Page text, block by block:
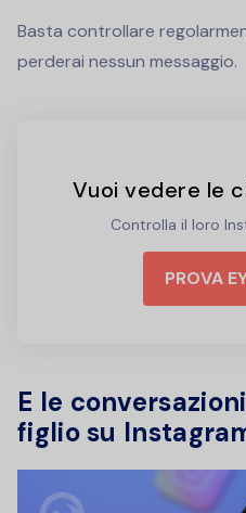
Basta controllare
perderai nessun messaggio.
Vuoi vedere le
Controlla il loro
PROVA
E le
figlio su